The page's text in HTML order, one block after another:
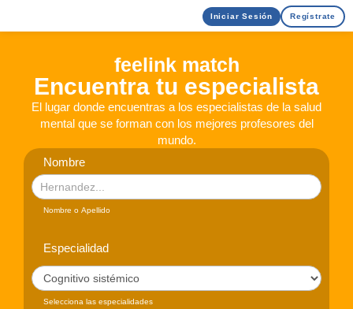
Iniciar Sesión Regístrate
feelink match
Encuentra tu especialista
El lugar donde encuentras a los especialistas de la salud
mental que se forman con los mejores profesores del
mundo.
Buscador
Match
Nombre
Nombre o Apellido
Especialidad
Selecciona las especialidades